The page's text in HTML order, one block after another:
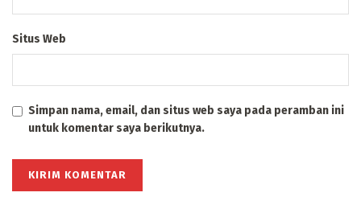
Situs Web
Simpan nama, email, dan situs web saya pada peramban ini
untuk komentar saya berikutnya.